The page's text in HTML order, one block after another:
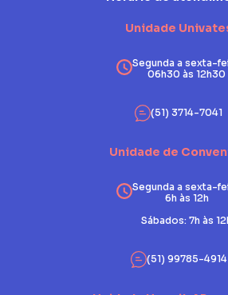
Unidade
Segunda a sexta-
06h30 às 12h30
(51) 3714-7041
Unidade de
Segunda a sexta-
6h às 12h
Sábados: 7h às
(51) 99785-4914